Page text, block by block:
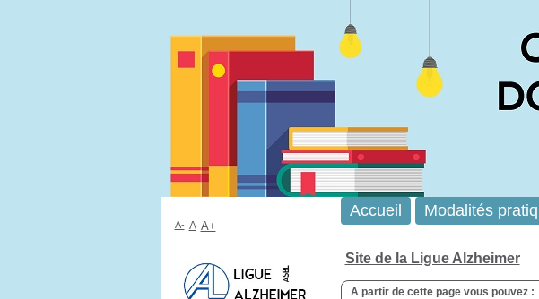
Site de la Ligue Alzheimer
A partir de cette page vous pouvez :
Accueil Modalités
A- A A+